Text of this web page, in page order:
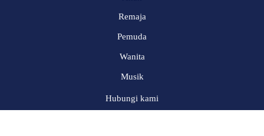
Remaja
Pemuda
Wanita
Musik
Hubungi kami